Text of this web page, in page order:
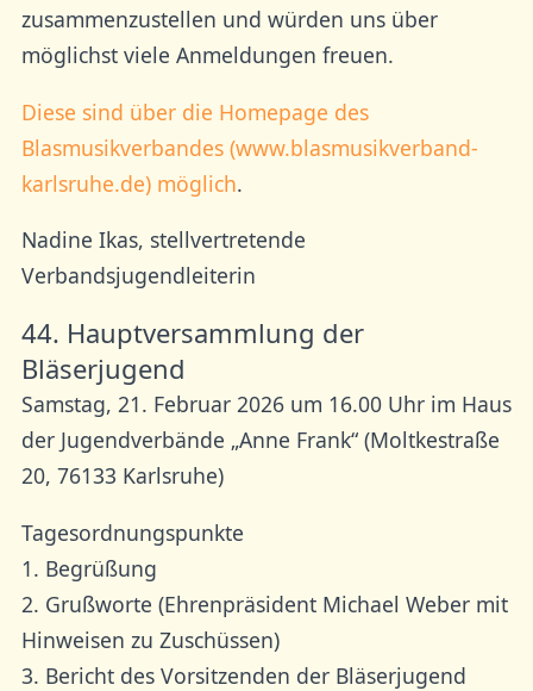
zusammenzustellen und würden uns über
möglichst viele Anmeldungen freuen.
Diese sind über die Homepage des
Blasmusikverbandes (www.blasmusikverband-
karlsruhe.de) möglich.
Nadine Ikas, stellvertretende
Verbandsjugendleiterin
44. Hauptversammlung der
Bläserjugend
Samstag, 21. Februar 2026 um 16.00 Uhr im Haus
der Jugendverbände „Anne Frank“ (Moltkestraße
20, 76133 Karlsruhe)
Tagesordnungspunkte
1. Begrüßung
2. Grußworte (Ehrenpräsident Michael Weber mit
Hinweisen zu Zuschüssen)
3. Bericht des Vorsitzenden der Bläserjugend